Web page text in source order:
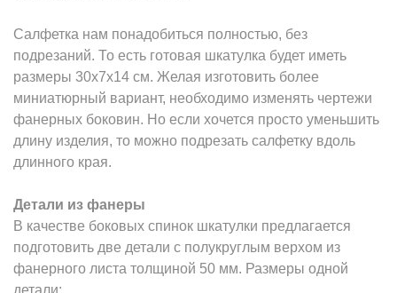
Салфетка нам понадобиться полностью, без
подрезаний. То есть готовая шкатулка будет иметь
размеры 30х7х14 см. Желая изготовить более
миниатюрный вариант, необходимо изменять чертежи
фанерных боковин. Но если хочется просто уменьшить
длину изделия, то можно подрезать салфетку вдоль
длинного края.
Детали из фанеры
В качестве боковых спинок шкатулки предлагается
подготовить две детали с полукруглым верхом из
фанерного листа толщиной 50 мм. Размеры одной
детали: